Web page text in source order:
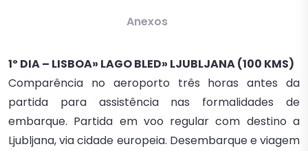
Anexos
1º DIA – LISBOA» LAGO BLED» LJUBLJANA (100 KMS)
Comparência no aeroporto três horas antes da
partida para assistência nas formalidades de
embarque. Partida em voo regular com destino a
Ljubljana, via cidade europeia. Desembarque e viagem